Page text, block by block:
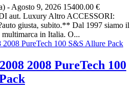
- Agosto 9, 2026 15400.00 €
aut. Luxury Altro ACCESSORI:
giusta, subito.** Dal 1997 siamo il
in Italia. O...
2008 PureTech 100